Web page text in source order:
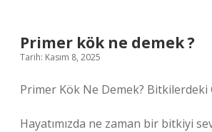
Primer kök ne demek ?
Tarih: Kasım 8, 2025
Primer Kök Ne Demek? Bitkilerdeki
Hayatımızda ne zaman bir bitkiyi